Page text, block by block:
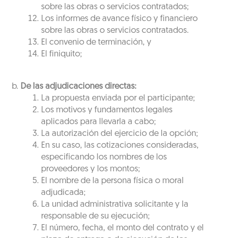
sobre las obras o servicios contratados;
Los informes de avance físico y financiero
sobre las obras o servicios contratados.
El convenio de terminación, y
El finiquito;
De las adjudicaciones directas:
La propuesta enviada por el participante;
Los motivos y fundamentos legales
aplicados para llevarla a cabo;
La autorización del ejercicio de la opción;
En su caso, las cotizaciones consideradas,
especificando los nombres de los
proveedores y los montos;
El nombre de la persona física o moral
adjudicada;
La unidad administrativa solicitante y la
responsable de su ejecución;
El número, fecha, el monto del contrato y el